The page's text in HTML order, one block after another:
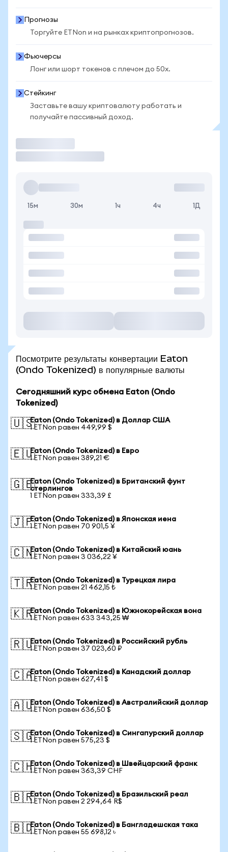
Прогнозы
Торгуйте ETNon и на рынках криптопрогнозов.
Фьючерсы
Лонг или шорт токенов с плечом до 50x.
Стейкинг
Заставьте вашу криптовалюту работать и
получайте пассивный доход.
15м 30м 1ч 4ч 1Д
Посмотрите результаты конвертации Eaton
(Ondo Tokenized) в популярные валюты
Сегодняшний курс обмена Eaton (Ondo
Tokenized)
🇺🇸Eaton (Ondo Tokenized) в Доллар США
1 ETNon равен 449,99 $
🇪🇺Eaton (Ondo Tokenized) в Евро
1 ETNon равен 389,21 €
🇬🇧Eaton (Ondo Tokenized) в Британский фунт
стерлингов
1 ETNon равен 333,39 £
🇯🇵Eaton (Ondo Tokenized) в Японская иена
1 ETNon равен 70 901,5 ¥
🇨🇳Eaton (Ondo Tokenized) в Китайский юань
1 ETNon равен 3 036,22 ¥
🇹🇷Eaton (Ondo Tokenized) в Турецкая лира
1 ETNon равен 21 462,15 ₺
🇰🇷Eaton (Ondo Tokenized) в Южнокорейская вона
1 ETNon равен 633 343,25 ₩
🇷🇺Eaton (Ondo Tokenized) в Российский рубль
1 ETNon равен 37 023,60 ₽
🇨🇦Eaton (Ondo Tokenized) в Канадский доллар
1 ETNon равен 627,41 $
🇦🇺Eaton (Ondo Tokenized) в Австралийский доллар
1 ETNon равен 636,50 $
🇸🇬Eaton (Ondo Tokenized) в Сингапурский доллар
1 ETNon равен 575,23 $
🇨🇭Eaton (Ondo Tokenized) в Швейцарский франк
1 ETNon равен 363,39 CHF
🇧🇷Eaton (Ondo Tokenized) в Бразильский реал
1 ETNon равен 2 294,64 R$
🇧🇩Eaton (Ondo Tokenized) в Бангладешская така
1 ETNon равен 55 698,12 ৳